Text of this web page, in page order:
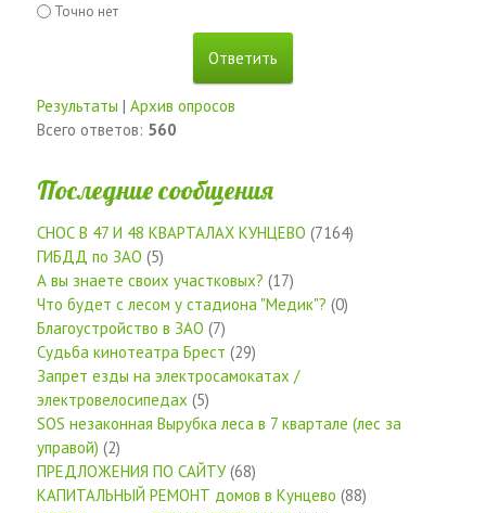
Точно нет
Результаты | Архив опросов
Всего ответов: 560
Последние сообщения
СНОС В 47 И 48 КВАРТАЛАХ КУНЦЕВО (7164)
ГИБДД по ЗАО (5)
А вы знаете своих участковых? (17)
Что будет с лесом у стадиона "Медик"? (0)
Благоустройство в ЗАО (7)
Судьба кинотеатра Брест (29)
Запрет езды на электросамокатах /
электровелосипедах (5)
SOS незаконная Вырубка леса в 7 квартале (лес за
управой) (2)
ПРЕДЛОЖЕНИЯ ПО САЙТУ(68)
КАПИТАЛЬНЫЙ РЕМОНТ домов в Кунцево (88)